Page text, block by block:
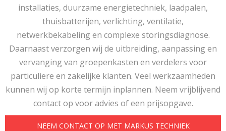
installaties, duurzame energietechniek, laadpalen,
thuisbatterijen, verlichting, ventilatie,
netwerkbekabeling en complexe storingsdiagnose.
Daarnaast verzorgen wij de uitbreiding, aanpassing en
vervanging van groepenkasten en verdelers voor
particuliere en zakelijke klanten. Veel werkzaamheden
kunnen wij op korte termijn inplannen. Neem vrijblijvend
contact op voor advies of een prijsopgave.
NEEM CONTACT OP MET MARKUS TECHNIEK